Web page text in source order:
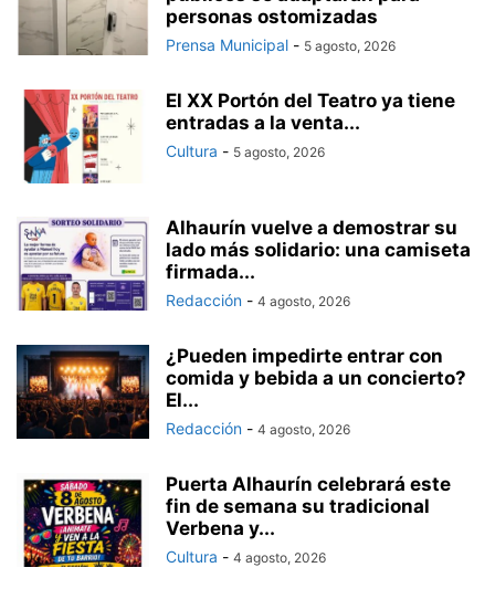
personas ostomizadas
Prensa Municipal - 5 agosto, 2026
El XX Portón del Teatro ya tiene
entradas a la venta...
Cultura - 5 agosto, 2026
Alhaurín vuelve a demostrar su
lado más solidario: una camiseta
firmada...
Redacción - 4 agosto, 2026
¿Pueden impedirte entrar con
comida y bebida a un concierto?
El...
Redacción - 4 agosto, 2026
Puerta Alhaurín celebrará este
fin de semana su tradicional
Verbena y...
Cultura - 4 agosto, 2026